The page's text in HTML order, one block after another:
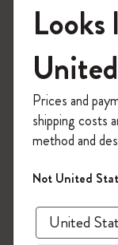
出荷と配送
返品と返金
返品に関する
モ
「
文が10%
ール・
ァーや会
レーシ
Prices and
shipping costs
method and
Not United